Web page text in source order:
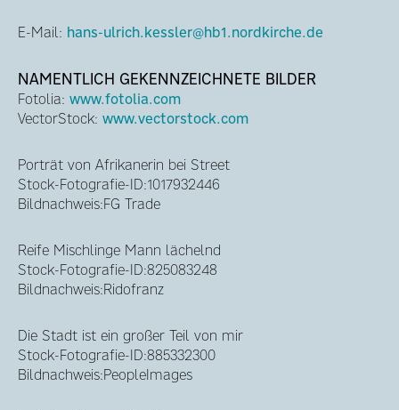
E-Mail: hans-ulrich.kessler@hb1.nordkirche.de
NAMENTLICH GEKENNZEICHNETE BILDER
Fotolia: www.fotolia.com
VectorStock: www.vectorstock.com
Porträt von Afrikanerin bei Street
Stock-Fotografie-ID:1017932446
Bildnachweis:FG Trade
Reife Mischlinge Mann lächelnd
Stock-Fotografie-ID:825083248
Bildnachweis:Ridofranz
Die Stadt ist ein großer Teil von mir
Stock-Fotografie-ID:885332300
Bildnachweis:PeopleImages